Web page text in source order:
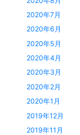
2020年7月
2020年6月
2020年5月
2020年4月
2020年3月
2020年2月
2020年1月
2019年12月
2019年11月